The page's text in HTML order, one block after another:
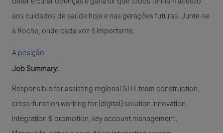
aos cuidados de saúde hoje e nas gerações futuras. Junte-se
à Roche, onde cada voz é importante.
A posição
Job Summary:
Responsible for assisting regional SI IT team construction,
cross-function working for (digital) solution innovation,
integration & promotion, key account management.